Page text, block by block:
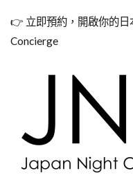
👉 立即預約，開啟你的
Concierge